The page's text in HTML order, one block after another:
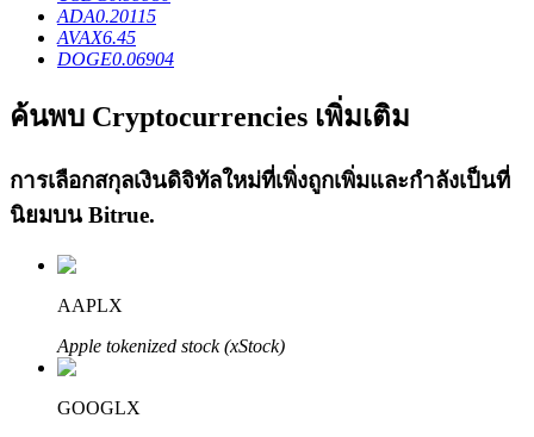
ลงทุนอัตโนมัติ
คว้าผลกำไรระยะยาวและผลประโยชน์ที่ยืดหยุ่น
ADA0.20115
AVAX6.45
DOGE0.06904
ค้นพบ Cryptocurrencies เพิ่มเติม
การเลือกสกุลเงินดิจิทัลใหม่ที่เพิ่งถูกเพิ่มและกำลังเป็นที่
นิยมบน Bitrue.
AAPLX
Apple tokenized stock (xStock)
GOOGLX